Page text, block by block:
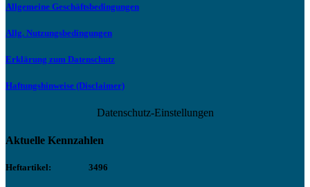
Allgemeine Geschäftsbedingungen
Allg. Nutzungsbedingungen
Erklärung zum Datenschutz
Haftungshinweise (Disclaimer)
Datenschutz-Einstellungen
Aktuelle Kennzahlen
Heftartikel: 3496